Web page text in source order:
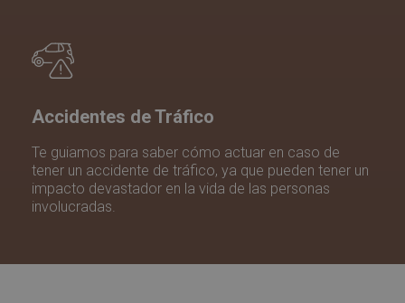
Accidentes de Tráfico
Te guiamos para saber cómo actuar en caso de
tener un accidente de tráfico, ya que pueden tener un
impacto devastador en la vida de las personas
involucradas.